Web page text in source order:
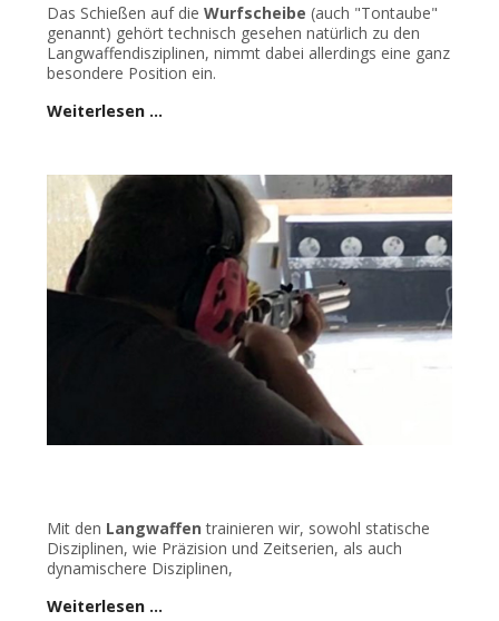
Das Schießen auf die Wurfscheibe (auch "Tontaube"
genannt) gehört technisch gesehen natürlich zu den
Langwaffendisziplinen, nimmt dabei allerdings eine ganz
besondere Position ein.
Weiterlesen …
Mit den Langwaffen trainieren wir, sowohl statische
Disziplinen, wie Präzision und Zeitserien, als auch
dynamischere Disziplinen,
Weiterlesen …